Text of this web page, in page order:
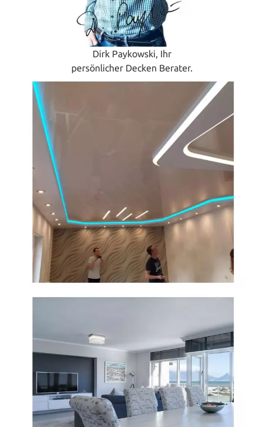
Dirk Paykowski, Ihr
persönlicher Decken Berater.